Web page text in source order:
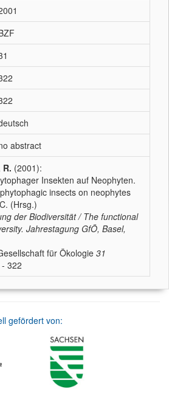
abstract
R. (2001):
Insekten auf Neophyten.
insects on neophytes
(Hrsg.)
der Biodiversität / The functional
Jahrestagung GfÖ, Basel,
für Ökologie 31
322
gefördert von: